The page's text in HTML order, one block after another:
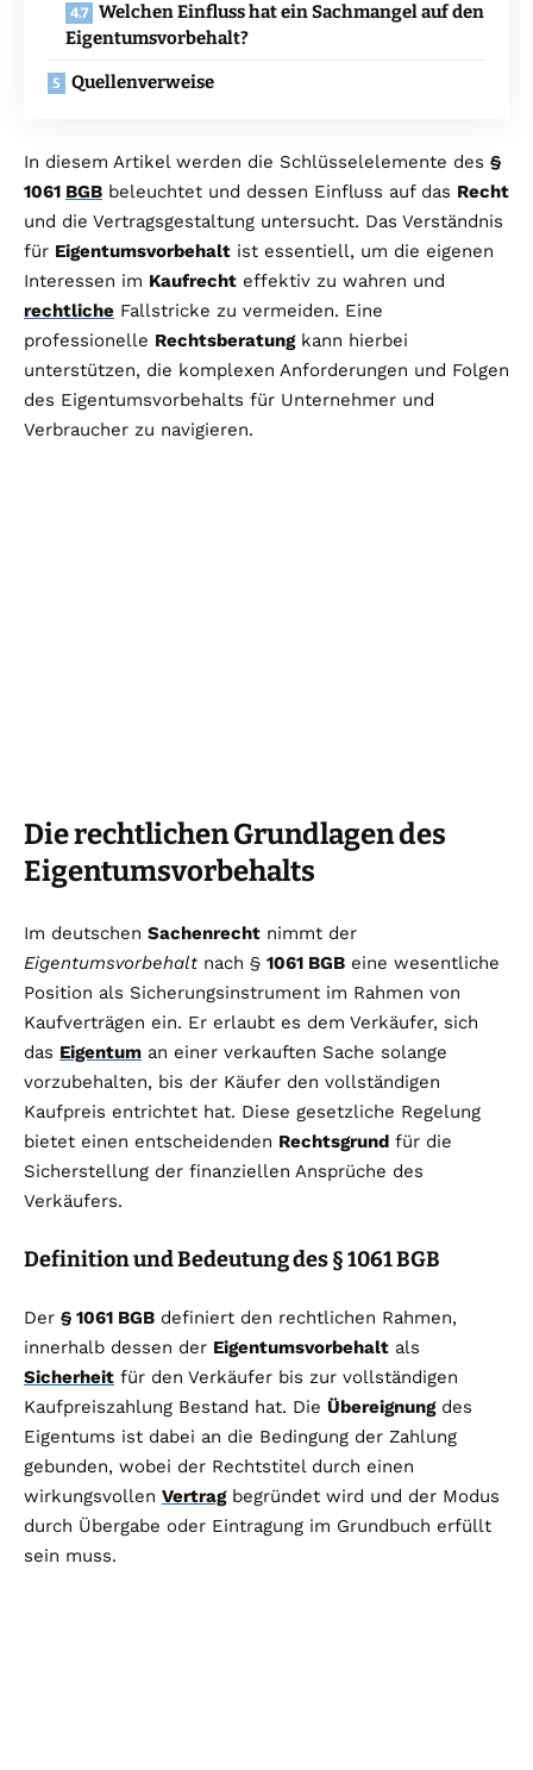
Welchen Einfluss hat ein Sachmangel auf den
Eigentumsvorbehalt?
Quellenverweise
In diesem Artikel werden die Schlüsselelemente des §
1061 BGB beleuchtet und dessen Einfluss auf das Recht
und die Vertragsgestaltung untersucht. Das Verständnis
für Eigentumsvorbehalt ist essentiell, um die eigenen
Interessen im Kaufrecht effektiv zu wahren und
rechtliche Fallstricke zu vermeiden. Eine
professionelle Rechtsberatungkann hierbei
unterstützen, die komplexen Anforderungen und Folgen
des Eigentumsvorbehalts für Unternehmer und
Verbraucher zu navigieren.
Die rechtlichen Grundlagen des
Eigentumsvorbehalts
Im deutschen Sachenrecht nimmt der
Eigentumsvorbehalt nach § 1061 BGB eine wesentliche
Position als Sicherungsinstrument im Rahmen von
Kaufverträgen ein. Er erlaubt es dem Verkäufer, sich
das Eigentum an einer verkauften Sache solange
vorzubehalten, bis der Käufer den vollständigen
Kaufpreis entrichtet hat. Diese gesetzliche Regelung
bietet einen entscheidenden Rechtsgrund für die
Sicherstellung der finanziellen Ansprüche des
Verkäufers.
Definition und Bedeutung des § 1061 BGB
Der § 1061 BGB definiert den rechtlichen Rahmen,
innerhalb dessen der Eigentumsvorbehalt als
Sicherheit für den Verkäufer bis zur vollständigen
Kaufpreiszahlung Bestand hat. Die Übereignungdes
Eigentums ist dabei an die Bedingung der Zahlung
gebunden, wobei der Rechtstitel durch einen
wirkungsvollen Vertragbegründet wird und der Modus
durch Übergabe oder Eintragung im Grundbuch erfüllt
sein muss.